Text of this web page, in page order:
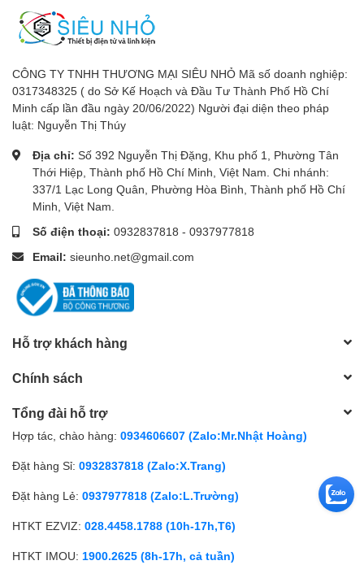
CÔNG TY TNHH THƯƠNG MẠI SIÊU NHỎ Mã số doanh nghiệp:
0317348325 ( do Sở Kế Hoạch và Đầu Tư Thành Phố Hồ Chí
Minh cấp lần đầu ngày 20/06/2022) Người đại diện theo pháp
luật: Nguyễn Thị Thúy
Địa chỉ: Số 392 Nguyễn Thị Đặng, Khu phố 1, Phường Tân
Thới Hiệp, Thành phố Hồ Chí Minh, Việt Nam. Chi nhánh:
337/1 Lạc Long Quân, Phường Hòa Bình, Thành phố Hồ Chí
Minh, Việt Nam.
Số điện thoại: 0932837818 - 0937977818
Email: sieunho.net@gmail.com
Hỗ trợ khách hàng
Chính sách
Tổng đài hỗ trợ
Hợp tác, chào hàng: 0934606607 (Zalo:Mr.Nhật Hoàng)
Đặt hàng Sỉ: 0932837818 (Zalo:X.Trang)
Đặt hàng Lẻ: 0937977818 (Zalo:L.Trường)
HTKT EZVIZ: 028.4458.1788 (10h-17h,T6)
HTKT IMOU: 1900.2625 (8h-17h, cả tuần)